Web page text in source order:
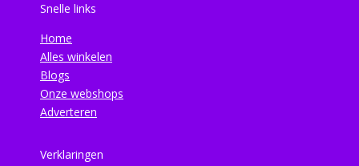
Snelle links
Home
Alles winkelen
Blogs
Onze webshops
Adverteren
Verklaringen